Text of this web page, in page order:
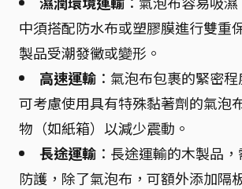
中須搭配防水布或塑膠膜進行雙重
製品受潮發黴或變形。
高速運輸 ：氣泡布包裹的緊密
可考慮使用具有特殊黏著劑的氣泡
物（如紙箱）以減少震動。
長途運輸 ：長途運輸的木製品
防護，除了氣泡布，可額外添加隔